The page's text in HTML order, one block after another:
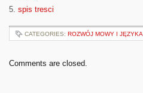
5. spis tresci
CATEGORIES: ROZWÓJ MOWY I JĘZYKA
Comments are closed.